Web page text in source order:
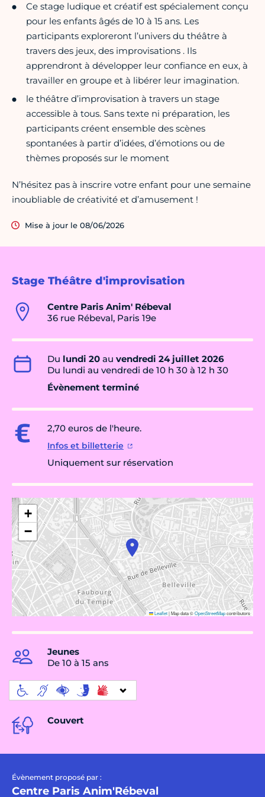
Stage Théâtre d'improvisation
Centre Paris Anim' Rébeval
36 rue Rébeval, Paris 19e
Du lundi 20 au vendredi 24 juillet 2026
Du lundi au vendredi de 10 h 30 à 12 h 30
Évènement terminé
2,70 euros de l'heure.
Infos et billetterie
Uniquement sur réservation
+
−
Leaflet|Map data ©OpenStreetMapcontributors
Jeunes
De 10 à 15 ans
Couvert
Évènement proposé par :
Centre Paris Anim'Rébeval
Ce stage ludique et créatif est spécialement conçu
pour les enfants âgés de 10 à 15 ans. Les
participants exploreront l’univers du théâtre à
travers des jeux, des improvisations . Ils
apprendront à développer leur confiance en eux, à
travailler en groupe et à libérer leur imagination.
le théâtre d’improvisation à travers un stage
accessible à tous. Sans texte ni préparation, les
participants créent ensemble des scènes
spontanées à partir d’idées, d’émotions ou de
thèmes proposés sur le moment
N’hésitez pas à inscrire votre enfant pour une semaine
inoubliable de créativité et d’amusement !
Mise à jour le 08/06/2026